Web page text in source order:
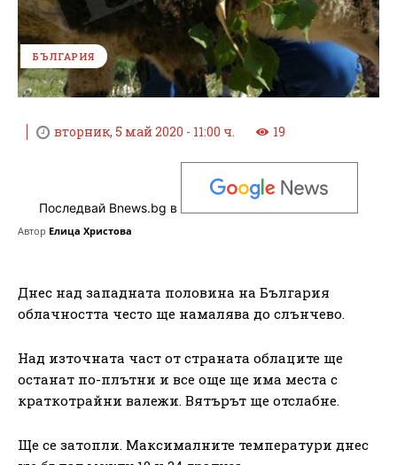
БЪЛГАРИЯ
вторник, 5 май 2020 - 11:00 ч. 19
Последвай Bnews.bg в
Автор Елица Христова
Днес над западната половина на България
облачността често ще намалява до слънчево.
Над източната част от страната облаците ще
останат по-плътни и все още ще има места с
краткотрайни валежи. Вятърът ще отслабне.
Ще се затопли. Максималните температури днес